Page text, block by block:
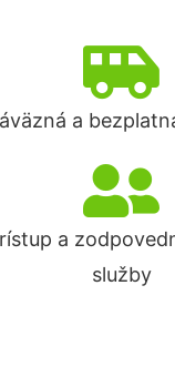
a
a
služby